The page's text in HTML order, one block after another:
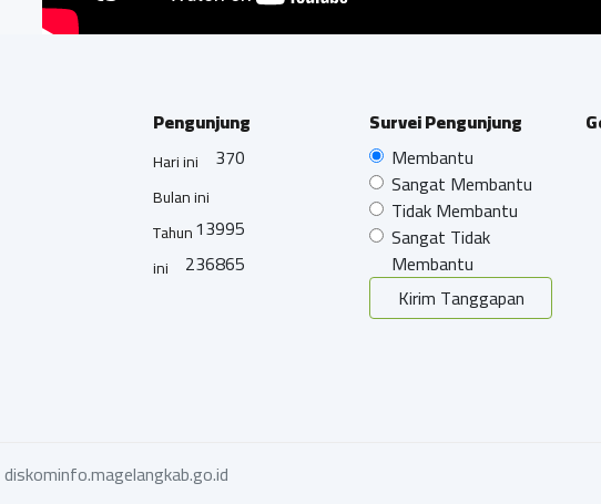
Pengunjung
Hari ini 370
Bulan ini
13995
Tahun
ini
236865
Survei Pengunjung
Membantu
Sangat Membantu
Tidak Membantu
Sangat Tidak
Membantu
Kirim Tanggapan
diskominfo.magelangkab.go.id